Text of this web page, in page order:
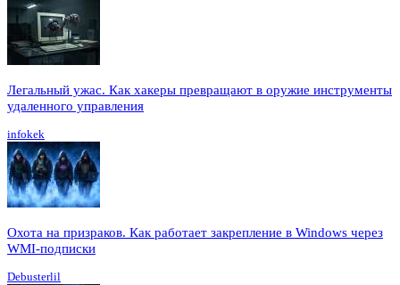
Легальный ужас. Как хакеры превращают в оружие инструменты
удаленного управления
infokek
Охота на призраков. Как работает закрепление в Windows через
WMI-подписки
Debusterlil